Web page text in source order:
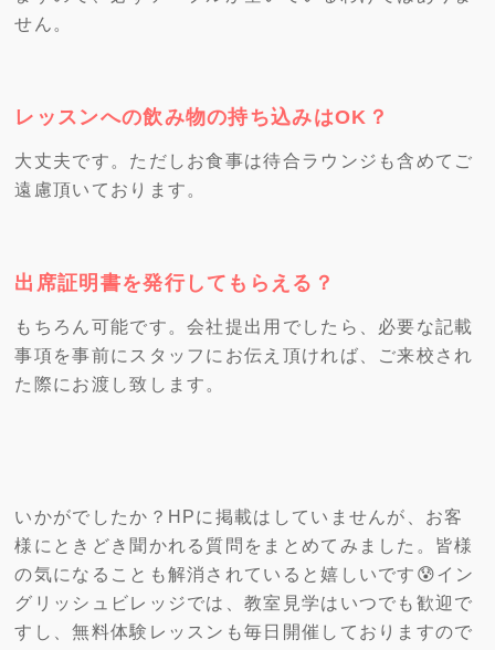
せん。
レッスンへの飲み物の持ち込みはOK？
大丈夫です。ただしお食事は待合ラウンジも含めてご
遠慮頂いております。
出席証明書を発行してもらえる？
もちろん可能です。会社提出用でしたら、必要な記載
事項を事前にスタッフにお伝え頂ければ、ご来校され
た際にお渡し致します。
いかがでしたか？HPに掲載はしていませんが、お客
様にときどき聞かれる質問をまとめてみました。皆様
の気になることも解消されていると嬉しいです😰イン
グリッシュビレッジでは、教室見学はいつでも歓迎で
すし、無料体験レッスンも毎日開催しておりますので